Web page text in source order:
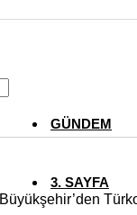
GÜNDEM
3. SAYFA
Büyükşehir’den